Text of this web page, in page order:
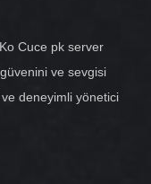
Cuce pk server
ve sevgisi
deneyimli yönetici